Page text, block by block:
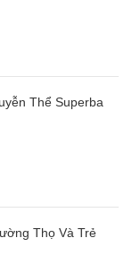
Thể Superba